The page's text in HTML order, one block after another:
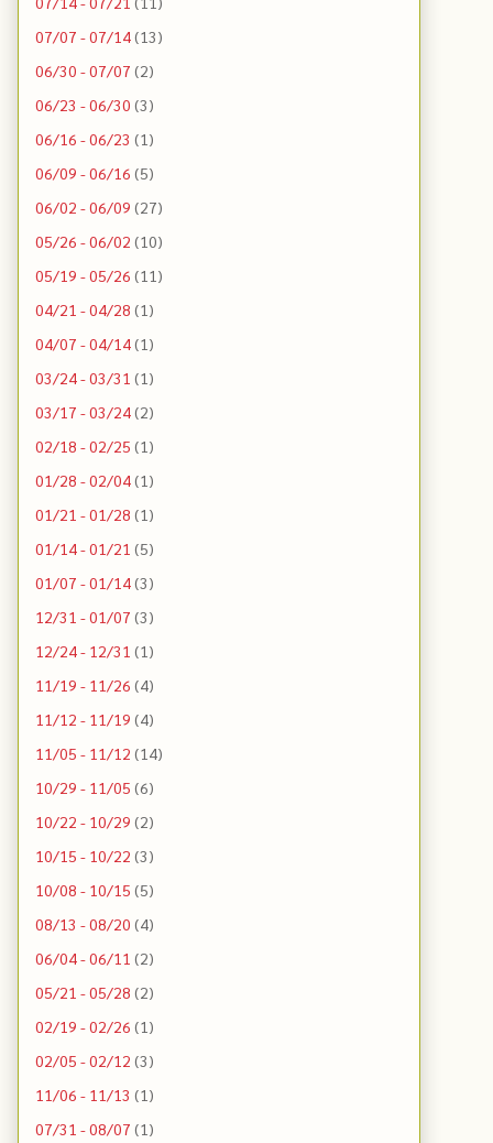
07/07 - 07/14(13)
06/30 - 07/07 (2)
06/23 - 06/30 (3)
06/16 - 06/23 (1)
06/09 - 06/16 (5)
06/02 - 06/09 (27)
05/26 - 06/02 (10)
05/19 - 05/26 (11)
04/21 - 04/28 (1)
04/07 - 04/14(1)
03/24 - 03/31 (1)
03/17 - 03/24(2)
02/18 - 02/25 (1)
01/28 - 02/04(1)
01/21 - 01/28 (1)
01/14 - 01/21 (5)
01/07 - 01/14(3)
12/31 - 01/07 (3)
12/24 - 12/31 (1)
11/19 - 11/26 (4)
11/12 - 11/19 (4)
11/05 - 11/12 (14)
10/29 - 11/05 (6)
10/22 - 10/29 (2)
10/15 - 10/22 (3)
10/08 - 10/15 (5)
08/13 - 08/20 (4)
06/04 - 06/11 (2)
05/21 - 05/28 (2)
02/19 - 02/26 (1)
02/05 - 02/12 (3)
11/06 - 11/13 (1)
07/31 - 08/07 (1)